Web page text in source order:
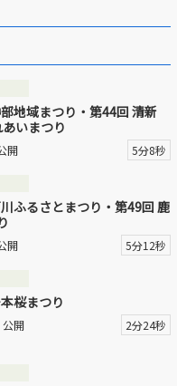
地域まつり・第44回 清新
いまつり
開 5分8秒
ふるさとまつり・第49回 鹿
開 5分12秒
桜まつり
開 2分24秒